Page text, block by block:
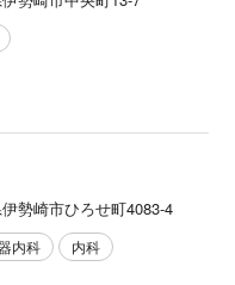
勢崎市ひろせ町4083-4
内科 内科